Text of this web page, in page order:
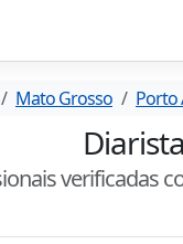
Mato Grosso Porto
verificadas